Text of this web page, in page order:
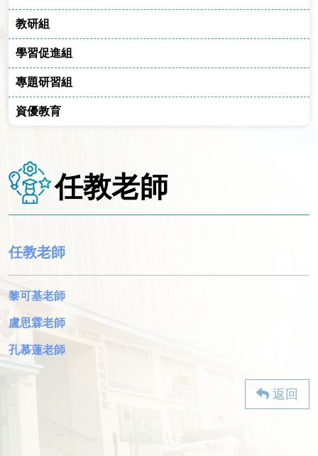
教研組
學習促進組
專題研習組
資優教育
任教老師
任教老師
黎可基老師
盧思霖老師
孔慕蓮老師
返回